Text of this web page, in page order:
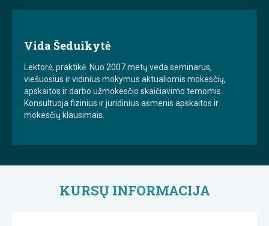
Vida Šeduikytė
Lektorė, praktikė. Nuo 2007 metų veda seminarus,
viešuosius ir vidinius mokymus aktualiomis mokesčių,
apskaitos ir darbo užmokesčio skaičiavimo temomis.
Konsultuoja fizinius ir juridinius asmenis apskaitos ir
mokesčių klausimais.
KURSŲ INFORMACIJA